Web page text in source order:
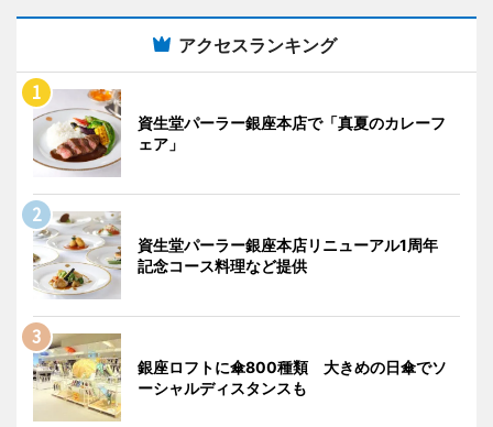
アクセスランキング
資生堂パーラー銀座本店で「真夏のカレーフ
ェア」
資生堂パーラー銀座本店リニューアル1周年
記念コース料理など提供
銀座ロフトに傘800種類 大きめの日傘でソ
ーシャルディスタンスも